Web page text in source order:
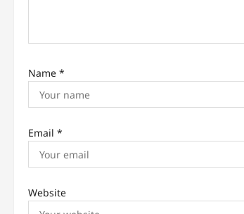
Name *
Email *
Website